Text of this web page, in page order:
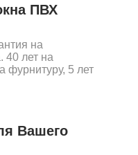
ПВХ
на
40 лет на
фурнитуру, 5 лет
Вашего